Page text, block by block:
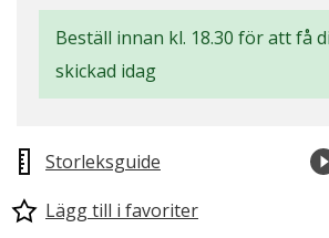
Beställ innan kl. 18.30 för att få
skickad idag
Storleksguide
Lägg till i favoriter